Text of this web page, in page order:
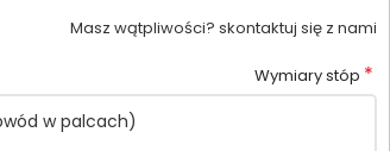
Masz wątpliwości? skontaktuj się z nami
Wymiary stóp *